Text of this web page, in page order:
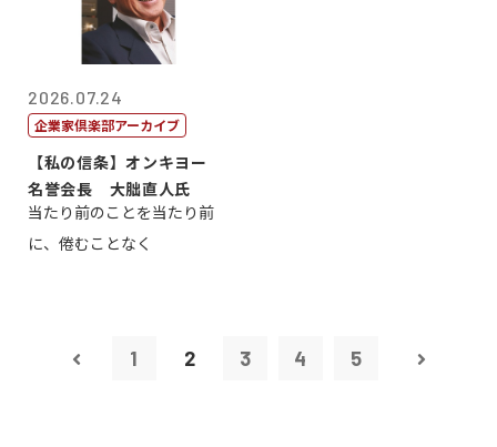
2026.07.24
企業家倶楽部アーカイブ
【私の信条】オンキヨー
名誉会長 大朏直人氏
当たり前のことを当たり前
に、倦むことなく
1 2 3 4 5